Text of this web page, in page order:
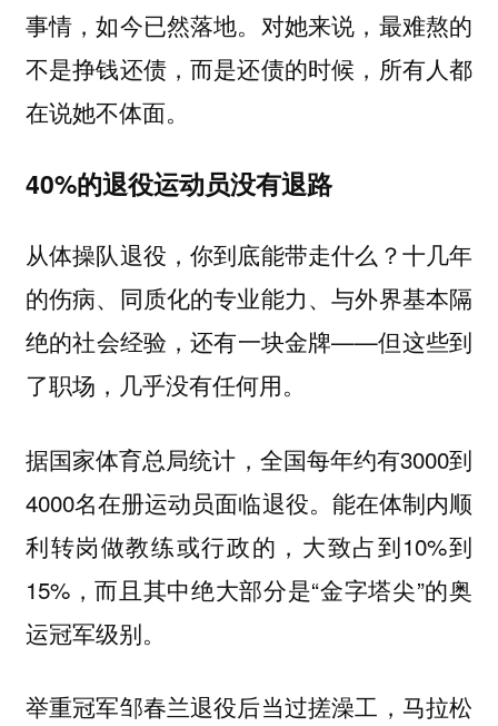
事情，如今已然落地。对她来说，最难熬的
不是挣钱还债，而是还债的时候，所有人都
在说她不体面。
40%的退役运动员没有退路
从体操队退役，你到底能带走什么？十几年
的伤病、同质化的专业能力、与外界基本隔
绝的社会经验，还有一块金牌——但这些到
了职场，几乎没有任何用。
据国家体育总局统计，全国每年约有3000到
4000名在册运动员面临退役。能在体制内顺
利转岗做教练或行政的，大致占到10%到
15%，而且其中绝大部分是“金字塔尖”的奥
运冠军级别。
举重冠军邹春兰退役后当过搓澡工，马拉松